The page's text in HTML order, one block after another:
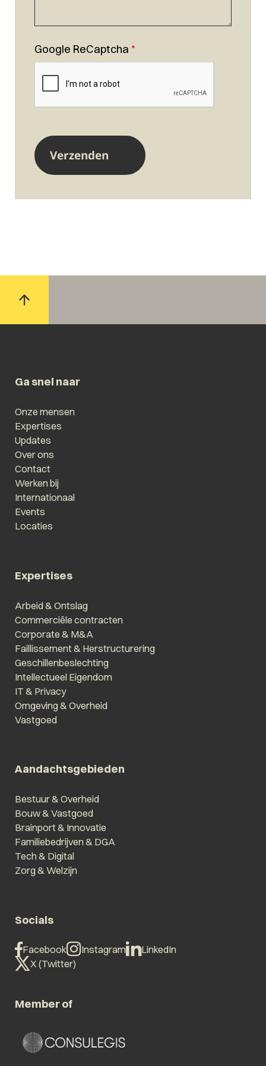
Google ReCaptcha *
Ga snel naar
Onze mensen
Expertises
Updates
Over ons
Contact
Werken bij
Internationaal
Events
Locaties
Expertises
Arbeid & Ontslag
Commerciële contracten
Corporate & M&A
Faillissement & Herstructurering
Geschillenbeslechting
Intellectueel Eigendom
IT & Privacy
Omgeving & Overheid
Vastgoed
Aandachtsgebieden
Bestuur & Overheid
Bouw & Vastgoed
Brainport & Innovatie
Familiebedrijven & DGA
Tech & Digital
Zorg & Welzijn
Socials
Facebook Instagram
LinkedIn
X (Twitter)
Member of